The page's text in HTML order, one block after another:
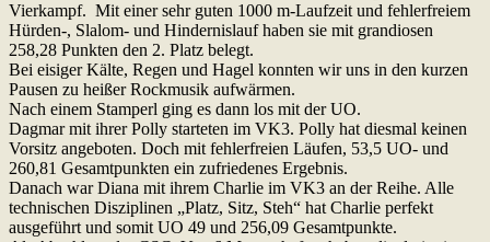
Vierkampf. Mit einer sehr guten 1000 m-Laufzeit und fehlerfreiem
Hürden-, Slalom- und Hindernislauf haben sie mit grandiosen
258,28 Punkten den 2. Platz belegt.
Bei eisiger Kälte, Regen und Hagel konnten wir uns in den kurzen
Pausen zu heißer Rockmusik aufwärmen.
Nach einem Stamperl ging es dann los mit der UO.
Dagmar mit ihrer Polly starteten im VK3. Polly hat diesmal keinen
Vorsitz angeboten. Doch mit fehlerfreien Läufen, 53,5 UO- und
260,81 Gesamtpunkten ein zufriedenes Ergebnis.
Danach war Diana mit ihrem Charlie im VK3 an der Reihe. Alle
technischen Disziplinen „Platz, Sitz, Steh“ hat Charlie perfekt
ausgeführt und somit UO 49 und 256,09 Gesamtpunkte.